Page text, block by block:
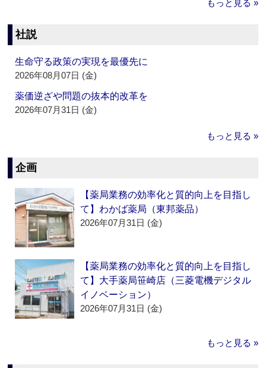
もっと見る »
社説
生命守る政策の実現を最優先に
2026年08月07日 (金)
薬価逆ざや問題の抜本的改革を
2026年07月31日 (金)
もっと見る »
企画
【薬局業務の効率化と質的向上を目指し
て】わかば薬局（東邦薬品）
2026年07月31日 (金)
【薬局業務の効率化と質的向上を目指し
て】大手薬局笹崎店（三菱電機デジタル
イノベーション）
2026年07月31日 (金)
もっと見る »